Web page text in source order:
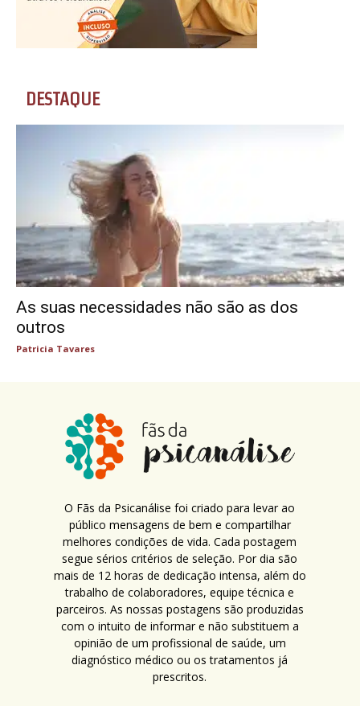
DESTAQUE
As suas necessidades não são as dos
outros
Patricia Tavares
O Fãs da Psicanálise foi criado para levar ao
público mensagens de bem e compartilhar
melhores condições de vida. Cada postagem
segue sérios critérios de seleção. Por dia são
mais de 12 horas de dedicação intensa, além do
trabalho de colaboradores, equipe técnica e
parceiros. As nossas postagens são produzidas
com o intuito de informar e não substituem a
opinião de um profissional de saúde, um
diagnóstico médico ou os tratamentos já
prescritos.